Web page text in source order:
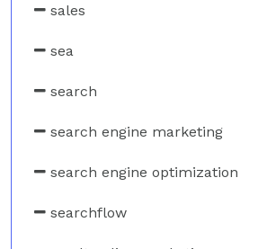
sales
sea
search
search engine marketing
search engine optimization
searchflow